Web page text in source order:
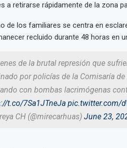
a retirarse rápidamente de la zona
de los familiares se centra en
recluido durante 48 horas en
de la brutal represión que
por policías de la Comisaría
con bombas lacrimógenas
t.co/7Sa1JTneJa pic.twitter.com/
CH (@mirecarhuas) June 23,